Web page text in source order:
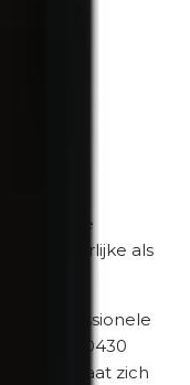
die
natuurlijke als
en professionele
0430
aan, laat zich